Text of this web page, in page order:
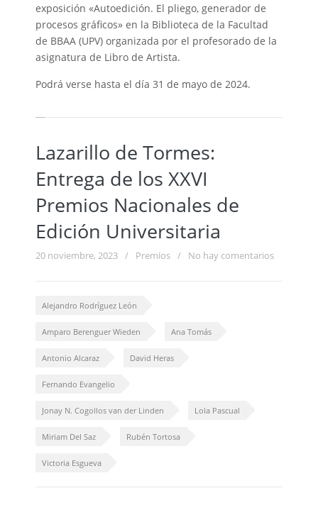
exposición «Autoedición. El pliego, generador de
procesos gráficos» en la Biblioteca de la Facultad
de BBAA (UPV) organizada por el profesorado de la
asignatura de Libro de Artista.
Podrá verse hasta el día 31 de mayo de 2024.
Lazarillo de Tormes:
Entrega de los XXVI
Premios Nacionales de
Edición Universitaria
20 noviembre, 2023 / Premios / No hay comentarios
Alejandro Rodríguez León
Amparo Berenguer Wieden Ana Tomás
Antonio Alcaraz David Heras
Fernando Evangelio
Jonay N. Cogollos van der Linden Lola Pascual
Miriam Del Saz Rubén Tortosa
Victoria Esgueva